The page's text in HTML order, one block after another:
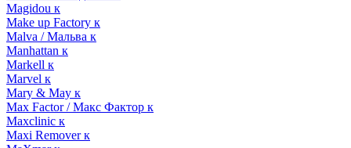
Magidou к
Make up Factory к
Malva / Мальва к
Manhattan к
Markell к
Marvel к
Mary & May к
Max Factor / Макс Фактор к
Maxclinic к
Maxi Remover к